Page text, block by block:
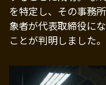
を特定し、その事務
象者が代表取締役に
ことが判明しました。